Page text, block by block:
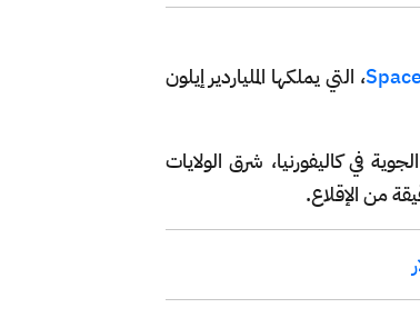
، التي يملكها الملياردير إيلون
9 من قاعدة فاندنبرغ الجوية في كاليفورنيا، شرق الولايات